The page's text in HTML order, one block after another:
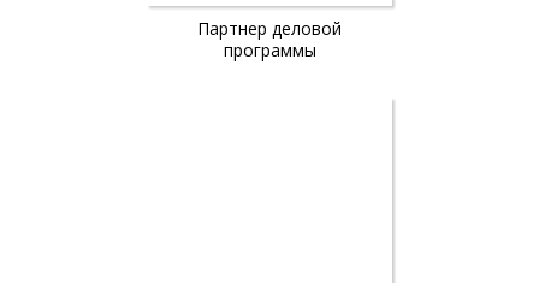
Партнер деловой
программы